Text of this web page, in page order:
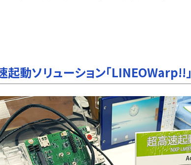
動ソリューション「LINEOWarp!!」